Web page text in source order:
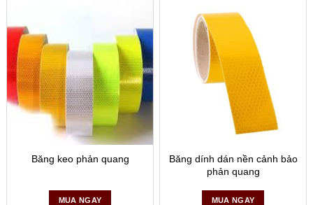
– Sử dụng để dán ở cầu thang giúp người đi bộ
Có thể là cầu thang nhà, công ty, hay cầu thang đường hầm
dành cho người đi bộ,… vốn dĩ đây là điểm nhiều người bị
vấp ngã ngay cả khi có ánh sáng thuận lợi. Vì thế, sử dụng
băng dính phản quang cho cầu thang sẽ phát sáng giúp
người đi lại thuận tiện hơn trong trường hợp mất điện, hoặc
điện bị hỏng mà chưa thể khắc phục ngay.
Băng keo phản quang
MUA NGAY
Băng dính dán nền cảnh bảo
phản quang
MUA NGAY